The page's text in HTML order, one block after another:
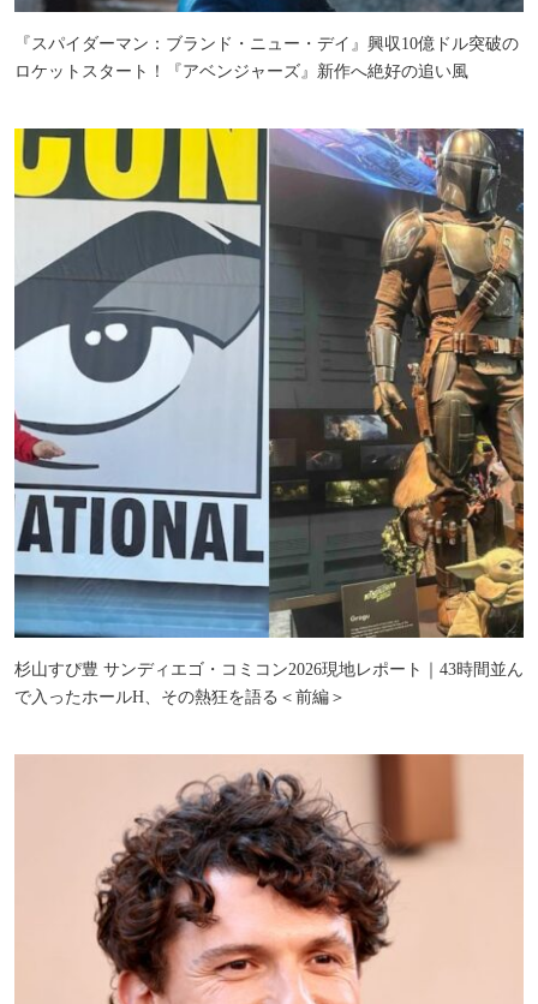
『スパイダーマン：ブランド・ニュー・デイ』興収10億ドル突破の
ロケットスタート！『アベンジャーズ』新作へ絶好の追い風
杉山すぴ豊 サンディエゴ・コミコン2026現地レポート｜43時間並ん
で入ったホールH、その熱狂を語る＜前編＞